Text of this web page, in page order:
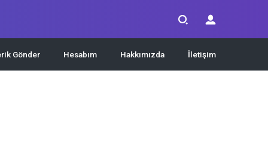
Gönder Hesabım Hakkımızda İletişim